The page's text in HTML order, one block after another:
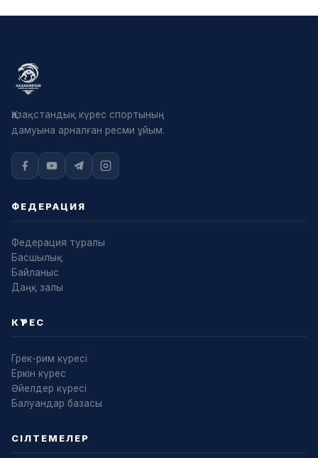
Қазақстандық күрес спортының
дамуына арналған ресми ұйым.
ФЕДЕРАЦИЯ
Федерация туралы
Басшылық
Байланыс
Даңқ залы
КҮРЕС
Грек-рим күресі
Еркін күрес
Әйелдер күресі
Балуандар базасы
СІЛТЕМЕЛЕР